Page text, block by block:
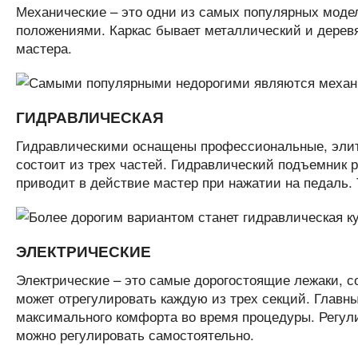
Механические – это одни из самых популярных
положениями. Каркас бывает металлический и
мастера.
ГИДРАВЛИЧЕСКАЯ
Гидравлическими оснащены профессиональные,
состоит из трех частей. Гидравлический подъемник
приводит в действие мастер при нажатии на
ЭЛЕКТРИЧЕСКИЕ
Электрические – это самые дорогостоящие лежаки,
может отрегулировать каждую из трех секций.
максимального комфорта во время процедуры.
можно регулировать самостоятельно.